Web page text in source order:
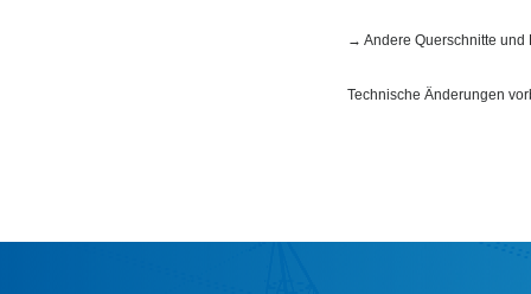
→ Andere Querschnitte und
Technische Änderungen